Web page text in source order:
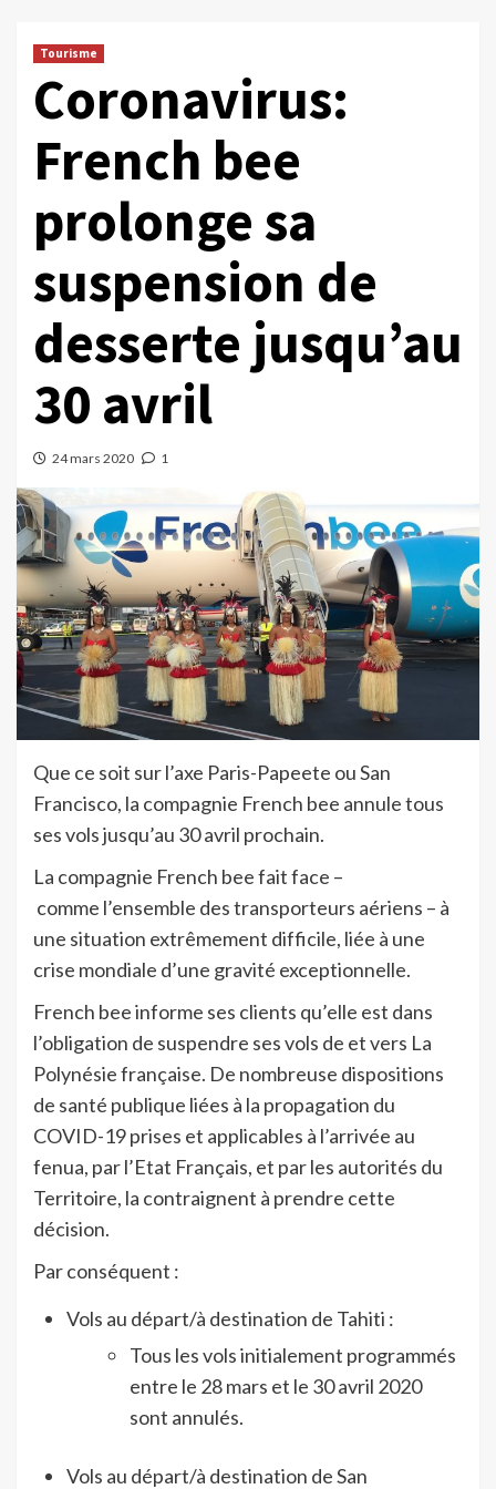
Tourisme
Coronavirus:
French bee
prolonge sa
suspension de
desserte jusqu’au
30 avril
24 mars 2020 1
Que ce soit sur l’axe Paris-Papeete ou San
Francisco, la compagnie French bee annule tous
ses vols jusqu’au 30 avril prochain.
La compagnie French bee fait face –
comme l’ensemble des transporteurs aériens – à
une situation extrêmement difficile, liée à une
crise mondiale d’une gravité exceptionnelle.
French bee informe ses clients qu’elle est dans
l’obligation de suspendre ses vols de et vers La
Polynésie française. De nombreuse dispositions
de santé publique liées à la propagation du
COVID-19 prises et applicables à l’arrivée au
fenua, par l’Etat Français, et par les autorités du
Territoire, la contraignent à prendre cette
décision.
Par conséquent :
Vols au départ/à destination de Tahiti :
Tous les vols initialement programmés
entre le 28 mars et le 30 avril 2020
sont annulés.
Vols au départ/à destination de San